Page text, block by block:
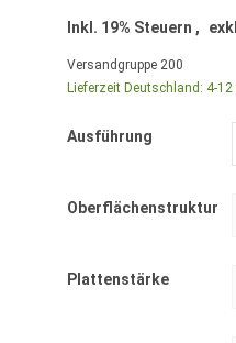
Inkl. 19% Steuern ,
Versandgruppe 200
Lieferzeit Deutschland: 4-
Ausführung
Oberflächenstruktur
Plattenstärke